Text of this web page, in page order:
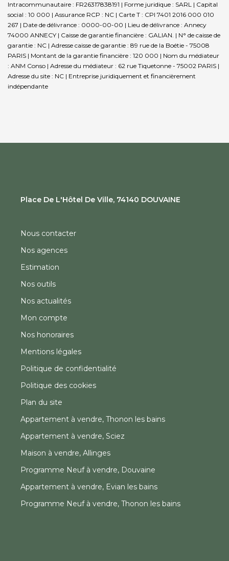
Intracommunautaire : FR26317838191 | Forme juridique : SARL | Capital
social : 10 000 | Assurance RCP : NC | Carte T : CPI 7401 2016 000 010
267 | Date de délivrance : 0000-00-00 | Lieu de délivrance : Annecy
74000 ANNECY | Caisse de garantie financière : GALIAN. | N° de caisse de
garantie : NC | Adresse caisse de garantie : 89 rue de la Boétie - 75008
PARIS | Montant de la garantie financière : 120 000 | Nom du médiateur
: ANM Conso | Adresse du médiateur : 62 rue Tiquetonne - 75002 PARIS |
Adresse du site : NC | Entreprise juridiquement et financièrement
indépendante
Place De L'Hôtel De Ville, 74140 DOUVAINE
Nous contacter
Nos agences
Estimation
Nos outils
Nos actualités
Mon compte
Nos honoraires
Mentions légales
Politique de confidentialité
Politique des cookies
Plan du site
Appartement à vendre, Thonon les bains
Appartement à vendre, Sciez
Maison à vendre, Allinges
Programme Neuf à vendre, Douvaine
Appartement à vendre, Evian les bains
Programme Neuf à vendre, Thonon les bains